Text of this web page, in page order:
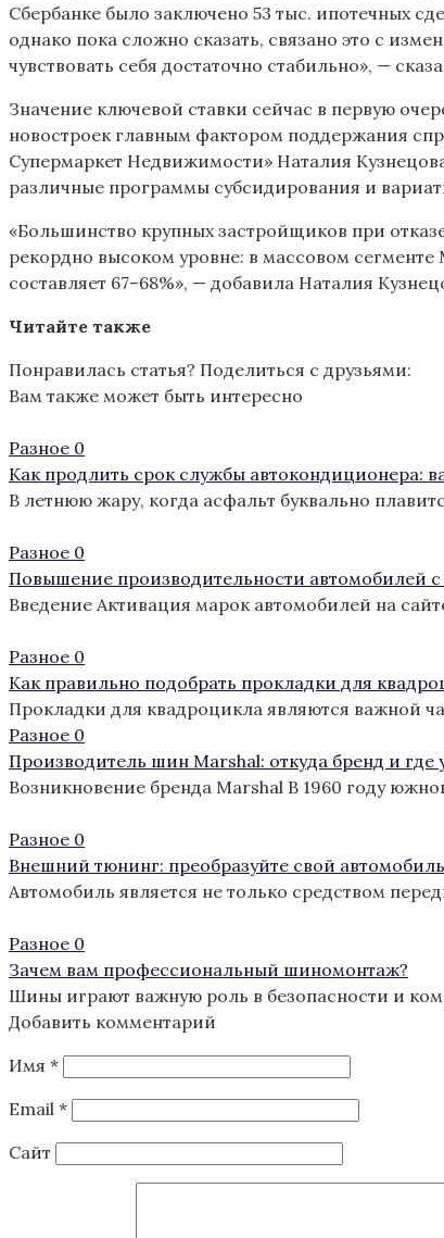
Сбербанке было заключено 53 тыс. ипотечных
однако пока сложно сказать, связано это с
чувствовать себя достаточно стабильно», —
Значение ключевой ставки сейчас в первую
новостроек главным фактором поддержания
Супермаркет Недвижимости» Наталия
различные программы субсидирования и
«Большинство крупных застройщиков при
рекордно высоком уровне: в массовом сегменте
составляет 67–68%», — добавила Наталия
Читайте также
Понравилась статья? Поделиться с друзьями:
Вам также может быть интересно
Разное 0
Как продлить срок службы автокондиционера:
В летнюю жару, когда асфальт буквально
Разное 0
Повышение производительности автомобилей
Введение Активация марок автомобилей на
Разное 0
Как правильно подобрать прокладки для
Прокладки для квадроцикла являются важной
Разное 0
Производитель шин Marshal: откуда бренд и где
Возникновение бренда Marshal В 1960 году
Разное 0
Внешний тюнинг: преобразуйте свой
Автомобиль является не только средством
Разное 0
Зачем вам профессиональный шиномонтаж?
Шины играют важную роль в безопасности и
Добавить комментарий
Имя *
Email *
Сайт